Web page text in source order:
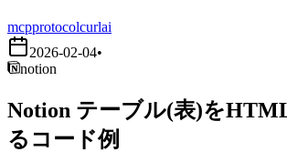
mcpprotocolcurlai
2026-02-04•
notion
Notion テーブル(表)を
るコード例